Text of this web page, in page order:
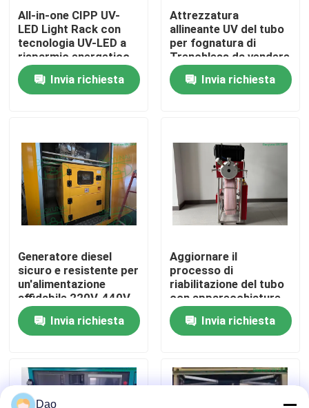
Casa
Prodotti
Circa noi
Controllo di qualità
Contattici
Notizie
Richieda una citazione
CIPP curato UV
All-in-one CIPP UV-
LED Light Rack con
tecnologia UV-LED a
risparmio energetico,
controllo della
temperatura
intelligente e
riabilitazione di tubi
senza fossa
Invia richiesta
Attrezzatura
allineante UV del tubo
per fognatura di
Trenchless da vendere
lo scaffale della ruota
del faroInvia richiesta
Generatore diesel
sicuro e resistente per
un'alimentazione
affidabile 220V-440V
Invia richiesta
Aggiornare il
processo di
riabilitazione del tubo
con apparecchiature
CIPP UV durevoli
DN100/4 pollici
Invia richiesta
Dao